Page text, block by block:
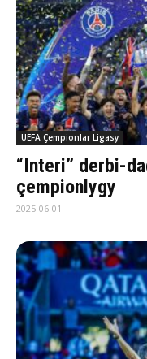
UEFA Çempionlar Ligasy
“Interi” derbi-
çempionlygy
2025-06-01